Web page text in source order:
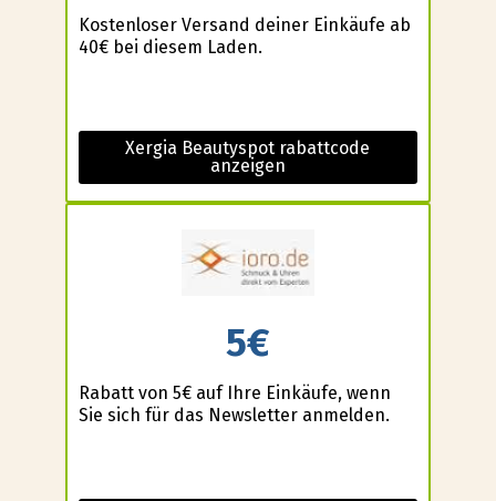
Kostenloser Versand deiner Einkäufe ab
40€ bei diesem Laden.
Xergia Beautyspot rabattcode
anzeigen
5€
Rabatt von 5€ auf Ihre Einkäufe, wenn
Sie sich für das Newsletter anmelden.